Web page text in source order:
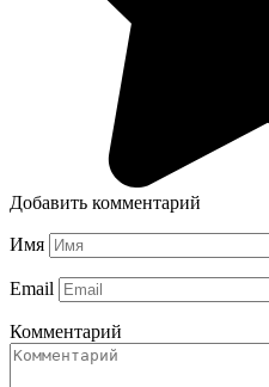
Добавить комментарий
Имя
Email
Комментарий